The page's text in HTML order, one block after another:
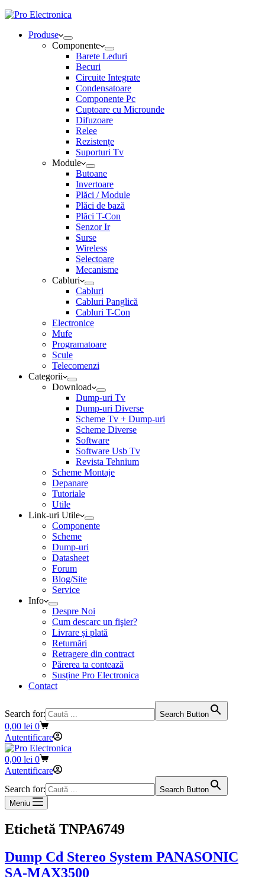
Produse
Componente
Barete Leduri
Becuri
Circuite Integrate
Condensatoare
Componente Pc
Cuptoare cu Microunde
Difuzoare
Relee
Rezistențe
Suporturi Tv
Module
Butoane
Invertoare
Plăci / Module
Plăci de bază
Plăci T-Con
Senzor Ir
Surse
Wireless
Selectoare
Mecanisme
Cabluri
Cabluri
Cabluri Panglică
Cabluri T-Con
Electronice
Mufe
Programatoare
Scule
Telecomenzi
Categorii
Download
Dump-uri Tv
Dump-uri Diverse
Scheme Tv + Dump-uri
Scheme Diverse
Software
Software Usb Tv
Revista Tehnium
Scheme Montaje
Depanare
Tutoriale
Utile
Link-uri Utile
Componente
Scheme
Dump-uri
Datasheet
Forum
Blog/Site
Service
Info
Despre Noi
Cum descarc un fişier?
Livrare și plată
Returnări
Retragere din contract
Părerea ta contează
Susține Pro Electronica
Contact
Search for: Search Button
Coș
de
cumpărături
0,00 lei 0
Autentificare
Coș
de
0,00 lei 0
Autentificare
Search for:
Search Button
Meniu
Etichetă TNPA6749
Dump Cd Stereo System PANASONIC
SA-MAX3500